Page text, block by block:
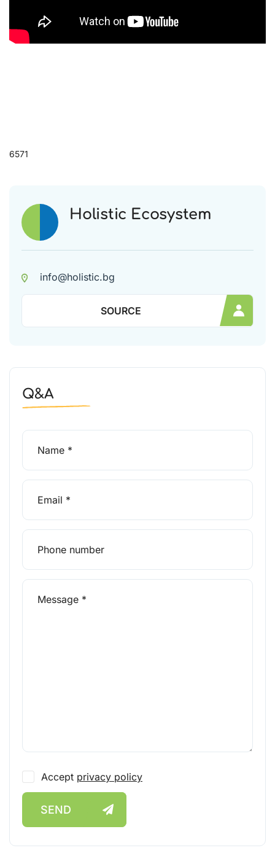
6571
Holistic Ecosystem
info@holistic.bg
SOURCE
Q&A
Accept privacy policy
SEND